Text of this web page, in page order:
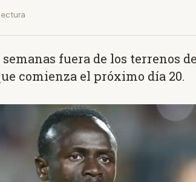
fuera de los terrenos
comienza el próximo día 20.